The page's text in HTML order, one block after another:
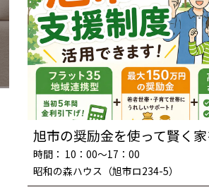
旭市の奨励金を使って賢く家
時間： 10：00～17：00
昭和の森ハウス（旭市ロ234-5）